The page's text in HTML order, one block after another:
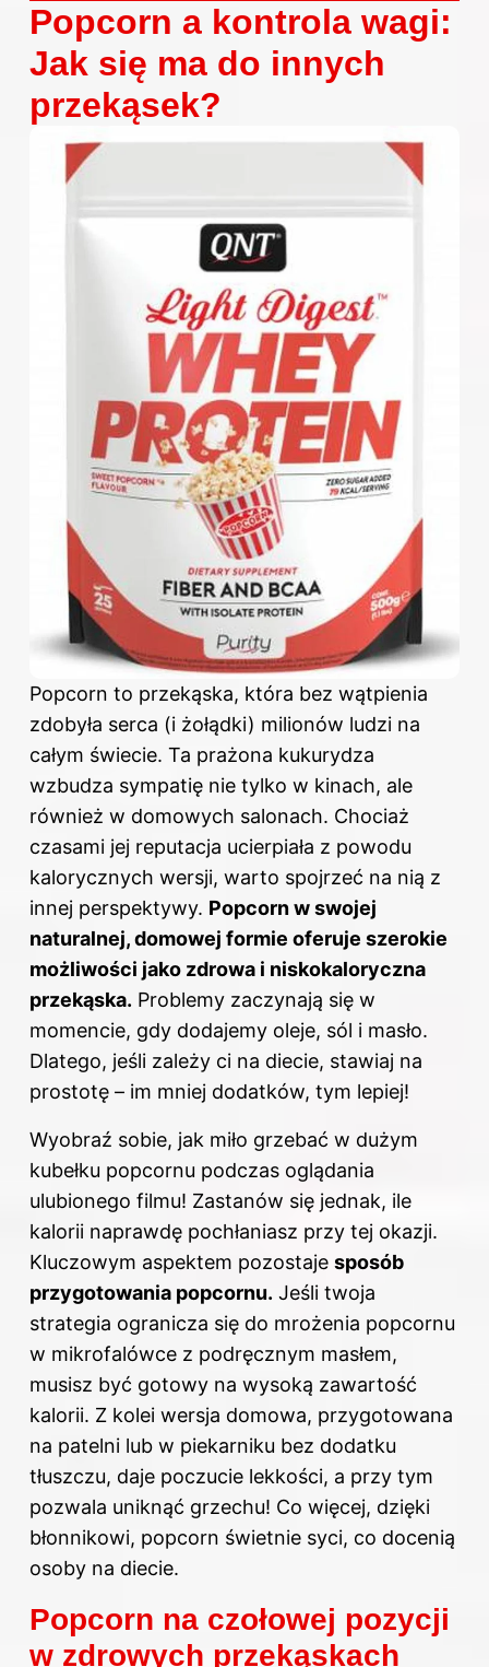
Popcorn a kontrola wagi:
Jak się ma do innych
przekąsek?
Popcorn to przekąska, która bez wątpienia
zdobyła serca (i żołądki) milionów ludzi na
całym świecie. Ta prażona kukurydza
wzbudza sympatię nie tylko w kinach, ale
również w domowych salonach. Chociaż
czasami jej reputacja ucierpiała z powodu
kalorycznych wersji, warto spojrzeć na nią z
innej perspektywy. Popcorn w swojej
naturalnej, domowej formie oferuje szerokie
możliwości jako zdrowa i niskokaloryczna
przekąska. Problemy zaczynają się w
momencie, gdy dodajemy oleje, sól i masło.
Dlatego, jeśli zależy ci na diecie, stawiaj na
prostotę – im mniej dodatków, tym lepiej!
Wyobraź sobie, jak miło grzebać w dużym
kubełku popcornu podczas oglądania
ulubionego filmu! Zastanów się jednak, ile
kalorii naprawdę pochłaniasz przy tej okazji.
Kluczowym aspektem pozostaje sposób
przygotowania popcornu. Jeśli twoja
strategia ogranicza się do mrożenia popcornu
w mikrofalówce z podręcznym masłem,
musisz być gotowy na wysoką zawartość
kalorii. Z kolei wersja domowa, przygotowana
na patelni lub w piekarniku bez dodatku
tłuszczu, daje poczucie lekkości, a przy tym
pozwala uniknąć grzechu! Co więcej, dzięki
błonnikowi, popcorn świetnie syci, co docenią
osoby na diecie.
Popcorn na czołowej pozycji
w zdrowych przekąskach